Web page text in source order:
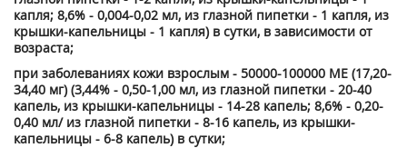
капля; 8,6% - 0,004-0,02 мл, из глазной пипетки - 1 капля, из
крышки-капельницы - 1 капля) в сутки, в зависимости от
возраста;
при заболеваниях кожи взрослым - 50000-100000 ME (17,20-
34,40 мг) (3,44% - 0,50-1,00 мл, из глазной пипетки - 20-40
капель, из крышки-капельницы - 14-28 капель; 8,6% - 0,20-
0,40 мл/ из глазной пипетки - 8-16 капель, из крышки-
капельницы - 6-8 капель) в сутки;